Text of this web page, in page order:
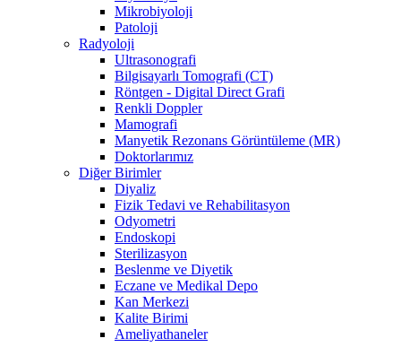
Mikrobiyoloji
Patoloji
Radyoloji
Ultrasonografi
Bilgisayarlı Tomografi (CT)
Röntgen - Digital Direct Grafi
Renkli Doppler
Mamografi
Manyetik Rezonans Görüntüleme (MR)
Doktorlarımız
Diğer Birimler
Diyaliz
Fizik Tedavi ve Rehabilitasyon
Odyometri
Endoskopi
Sterilizasyon
Beslenme ve Diyetik
Eczane ve Medikal Depo
Kan Merkezi
Kalite Birimi
Ameliyathaneler